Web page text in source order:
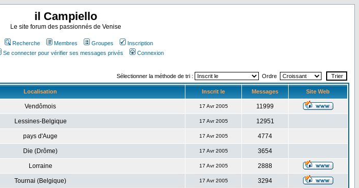
il Campiello
Le site forum des passionnés de Venise
Recherche Membres Groupes
Inscription
Se connecter pour vérifier ses messages privés Connexion
Sélectionner la méthode de tri : Ordre
Localisation Inscrit le Messages Site Web
Vendômois 17 Avr 2005 11999
Lessines-Belgique 17 Avr 2005 12951
pays d'Auge 17 Avr 2005 4774
Die (Drôme) 17 Avr 2005 3654
Lorraine 17 Avr 2005 2888
Tournai (Belgique) 17 Avr 2005 3294